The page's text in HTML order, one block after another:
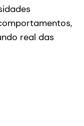
real das